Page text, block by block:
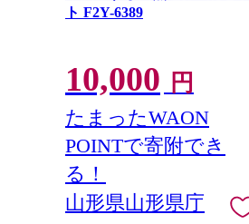
ト F2Y-6389
10,000 円
たまったWAON
POINTで寄附でき
る！
山形県山形県庁